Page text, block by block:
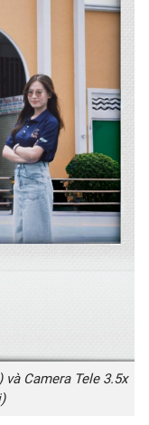
Camera Tele 3.5x